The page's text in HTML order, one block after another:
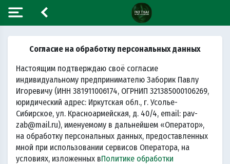
Согласие на обработку персональных данных
Настоящим подтверждаю своё согласие
индивидуальному предпринимателю Заборик Павлу
Игоревичу (ИНН 381911006174, ОГРНИП 321385000106269,
юридический адрес: Иркутская обл., г. Усолье-
Сибирское, ул. Красноармейская, д. 40/4, email: pav-
zab@mail.ru), именуемому в дальнейшем «Оператор»,
на обработку персональных данных, предоставленных
мной при использовании сервисов Оператора, на
условиях, изложенных вПолитике обработки